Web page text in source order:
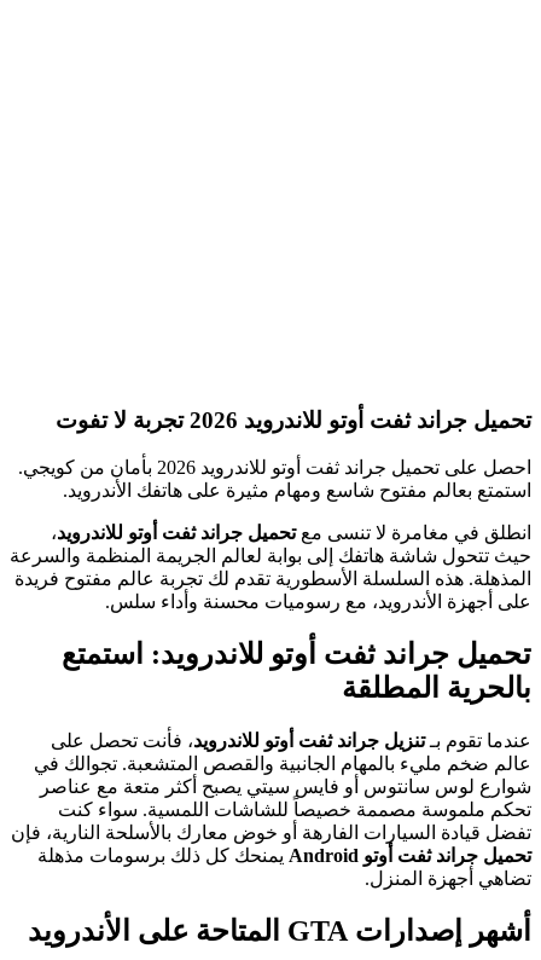
تحميل جراند ثفت أوتو للاندرويد 2026 تجربة لا تفوت
احصل على تحميل جراند ثفت أوتو للاندرويد 2026 بأمان من كويجي.
استمتع بعالم مفتوح شاسع ومهام مثيرة على هاتفك الأندرويد.
انطلق في مغامرة لا تنسى معتحميل جراند ثفت أوتو للاندرويد،
حيث تتحول شاشة هاتفك إلى بوابة لعالم الجريمة المنظمة والسرعة
المذهلة. هذه السلسلة الأسطورية تقدم لك تجربة عالم مفتوح فريدة
على أجهزة الأندرويد، مع رسوميات محسنة وأداء سلس.
تحميل جراند ثفت أوتو للاندرويد: استمتع
بالحرية المطلقة
عندما تقوم بـتنزيل جراند ثفت أوتو للاندرويد، فأنت تحصل على
عالم ضخم مليء بالمهام الجانبية والقصص المتشعبة. تجوالك في
شوارع لوس سانتوس أو فايس سيتي يصبح أكثر متعة مع عناصر
تحكم ملموسة مصممة خصيصاً للشاشات اللمسية. سواء كنت
تفضل قيادة السيارات الفارهة أو خوض معارك بالأسلحة النارية، فإن
تحميل جراند ثفت أوتو Android
يمنحك كل ذلك برسومات مذهلة
تضاهي أجهزة المنزل.
أشهر إصدارات GTA المتاحة على الأندرويد